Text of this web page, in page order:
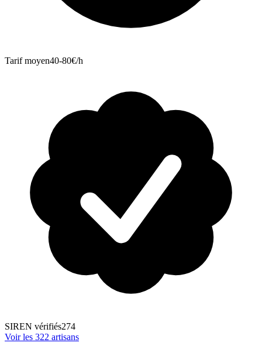
Tarif moyen40-80€/h
SIREN vérifiés274
Voir les 322 artisans